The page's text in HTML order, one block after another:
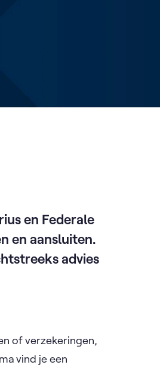
en Federale
en aansluiten.
advies
of verzekeringen,
vind je een